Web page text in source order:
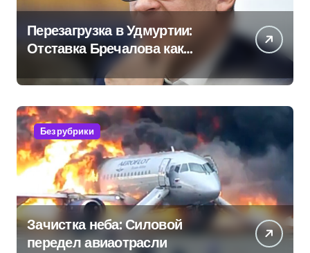
Перезагрузка в Удмуртии:
Отставка Бречалова как
результат управленческих
провалов и уязвимости
региона
Без рубрики
Зачистка неба: Силовой
передел авиаотрасли